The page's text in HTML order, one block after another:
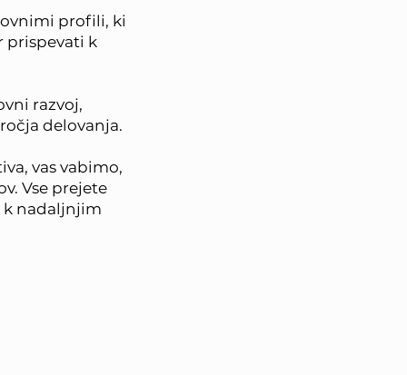
profili, ki
prispevati k
razvoj,
delovanja.
vas vabimo,
Vse prejete
k nadaljnjim